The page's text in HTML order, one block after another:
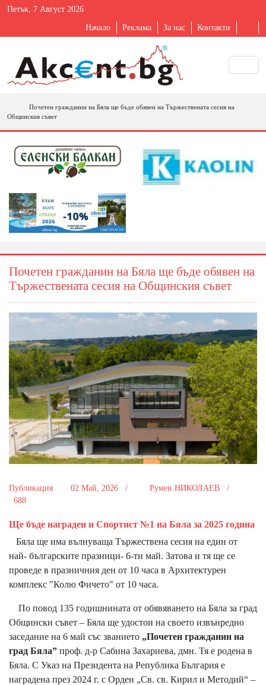
Петък, 7 Август 2026
Начало Реклама За нас Контакти
Почетен гражданин на Бяла ще бъде обявен на Тържествената сесия на
Общинския съвет
Почетен гражданин на Бяла ще бъде обявен на
Тържествената сесия на Общинския съвет
Публикация 02 Май, 2026 /
Румен НИКОЛАЕВ /
688
Ще бъде награден и Спортист №1 на Бяла за 2025 година
Бяла ще има вълнуваща Тържествена сесия на един от
най- българските празници- 6-ти май. Затова и тя ще се
проведе в празничния ден от 10 часа в Архитектурен
комплекс "Колю Фичето" от 10 часа.
По повод 135 годишнината от обявяването на Бяла за град
Общински съвет – Бяла ще удостои на своето извънредно
заседание на 6 май със званието „Почетен гражданин на
град Бяла” проф. д-р Сабина Захариева, дмн. Тя е родена в
Бяла. С Указ на Президента на Република България е
наградена през 2024 г. с Орден „Св. св. Кирил и Методий“ –